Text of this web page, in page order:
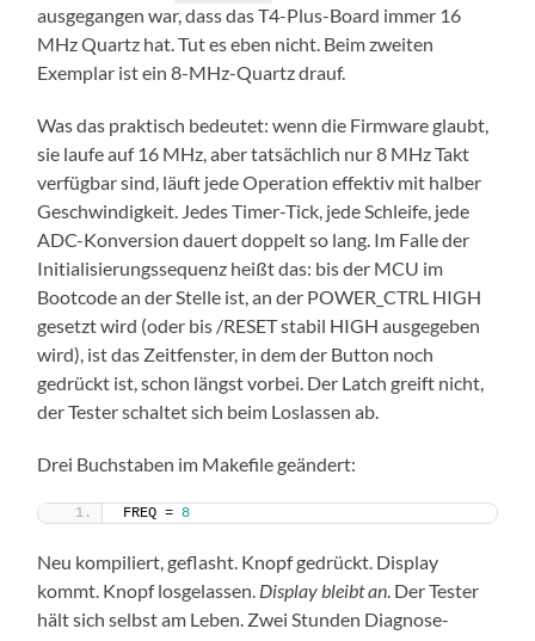
ausgegangen war, dass das T4-Plus-Board immer 16
MHz Quartz hat. Tut es eben nicht. Beim zweiten
Exemplar ist ein 8-MHz-Quartz drauf.
Was das praktisch bedeutet: wenn die Firmware glaubt,
sie laufe auf 16 MHz, aber tatsächlich nur 8 MHz Takt
verfügbar sind, läuft jede Operation effektiv mit halber
Geschwindigkeit. Jedes Timer-Tick, jede Schleife, jede
ADC-Konversion dauert doppelt so lang. Im Falle der
Initialisierungssequenz heißt das: bis der MCU im
Bootcode an der Stelle ist, an der POWER_CTRL HIGH
gesetzt wird (oder bis /RESET stabil HIGH ausgegeben
wird), ist das Zeitfenster, in dem der Button noch
gedrückt ist, schon längst vorbei. Der Latch greift nicht,
der Tester schaltet sich beim Loslassen ab.
Drei Buchstaben im Makefile geändert:
FREQ = 8
Neu kompiliert, geflasht. Knopf gedrückt. Display
kommt. Knopf losgelassen. Display bleibt an. Der Tester
hält sich selbst am Leben. Zwei Stunden Diagnose-